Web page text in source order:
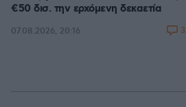
€50 δισ. την ερχόμενη δεκαετία
07.08.2026, 20:16